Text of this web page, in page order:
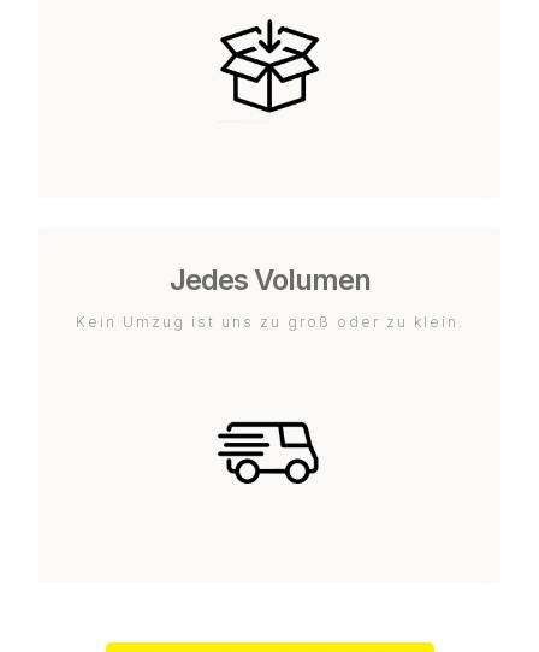
Jedes Volumen
Kein Umzug ist uns zu groß oder zu klein.